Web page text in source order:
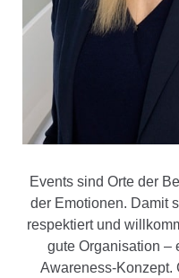
Events sind Orte der
der Emotionen. Damit
respektiert und
gute Organisation –
Awareness-Konzept.